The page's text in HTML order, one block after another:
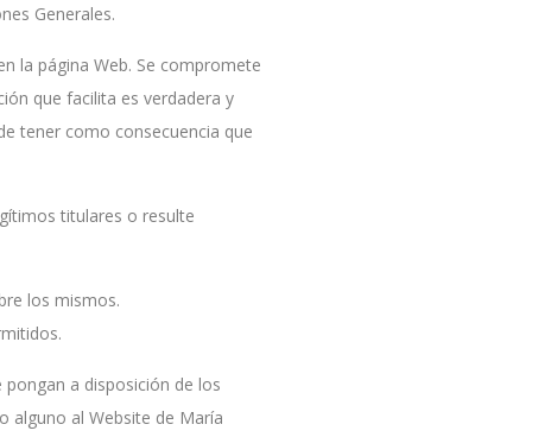
Generales.
la página Web. Se compromete
que facilita es verdadera y
tener como consecuencia que
titulares o resulte
los mismos.
a disposición de los
alguno al Website de María